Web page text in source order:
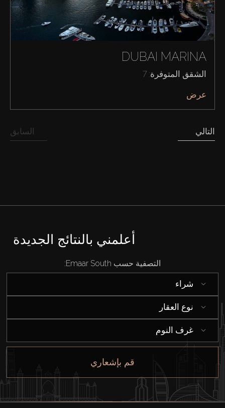
شراء
قيد الإنشاء
الوكلاء
DUBAI MARINA
الشقق المتوفرة: 7
عرض
السابق التالي
أعلمني بالنتائج الجديدة
التصفية حسب Emaar South:
شراء
نوع العقار
غرف النوم
قم بإشعاري